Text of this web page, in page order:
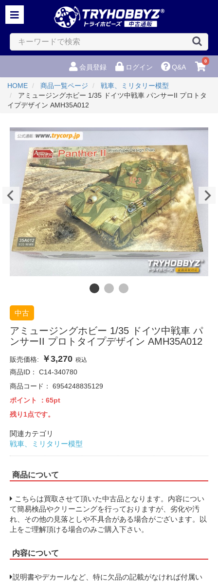
会員登録 ログイン Q&A
0
HOME 商品一覧ページ
戦車、ミリタリー模型
アミュージングホビー 1/35 ドイツ中戦車 パンサーII プロトタ
イプデザイン AMH35A012
中古
アミュージングホビー 1/35 ドイツ中戦車 パ
ンサーII プロトタイプデザイン AMH35A012
販売価格: ￥3,270 税込
商品ID： C14-340780
商品コード： 6954248835129
ポイント
：65pt
残り1点です。
関連カテゴリ
戦車、ミリタリー模型
商品について
こちらは買取させて頂いた中古品となります。内容につい
て簡易検品やクリーニングを行っておりますが、劣化や汚
れ、その他の見落としや不具合がある場合がございます。以
上をご理解頂ける場合のみご購入下さい。
内容について
説明書やデカールなど、特に欠品の記載がなければ付属い